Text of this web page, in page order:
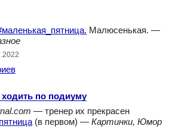
Малюсенькая. —
ходить по подиуму
— тренер их прекрасен
(в первом) — Картинки, Юмор